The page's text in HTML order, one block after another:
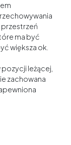
przestrzeń
ma być
większa ok.
leżącej,
zachowana